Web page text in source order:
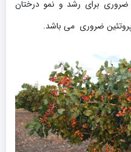
برای رشد و نمو درختان
پروتئین ضروری می باشد.